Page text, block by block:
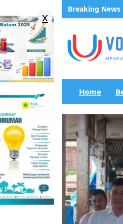
Tanjung Beringin I–Barisan
Home
x